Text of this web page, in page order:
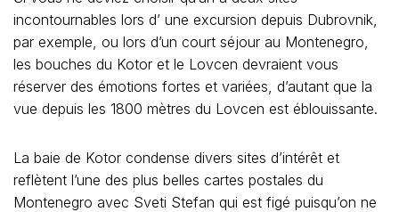
incontournables lors d’ une excursion depuis Dubrovnik,
par exemple, ou lors d’un court séjour au Montenegro,
les bouches du Kotor et le Lovcen devraient vous
réserver des émotions fortes et variées, d’autant que la
vue depuis les 1800 mètres du Lovcen est éblouissante.
La baie de Kotor condense divers sites d’intérêt et
reflètent l’une des plus belles cartes postales du
Montenegro avec Sveti Stefan qui est figé puisqu’on ne